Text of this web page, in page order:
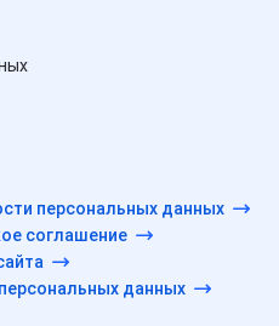
персональных данных
соглашение
данных